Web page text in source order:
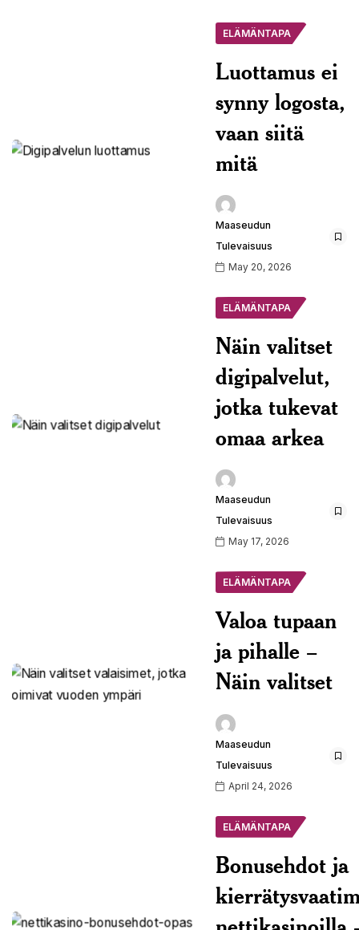
ELÄMÄNTAPA
Luottamus ei
synny logosta,
vaan siitä
mitä
Maaseudun
Tulevaisuus
May 20, 2026
ELÄMÄNTAPA
Näin valitset
digipalvelut,
jotka tukevat
omaa arkea
Maaseudun
Tulevaisuus
May 17, 2026
ELÄMÄNTAPA
Valoa tupaan
ja pihalle –
Näin valitset
Maaseudun
Tulevaisuus
April 24, 2026
ELÄMÄNTAPA
Bonusehdot ja